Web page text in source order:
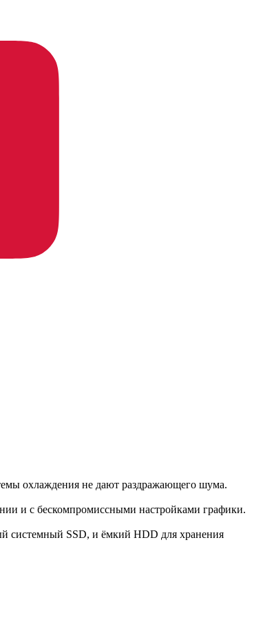
охлаждения не дают раздражающего шума.
и с бескомпромиссными настройками графики.
системный SSD, и ёмкий HDD для хранения